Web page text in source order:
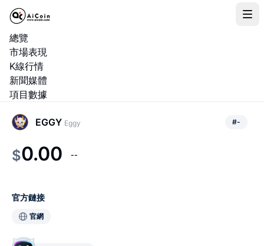
總覽
市場表現
K線行情
新聞媒體
項目數據
EGGY Eggy #-
$0.00 --
官方鏈接
官網